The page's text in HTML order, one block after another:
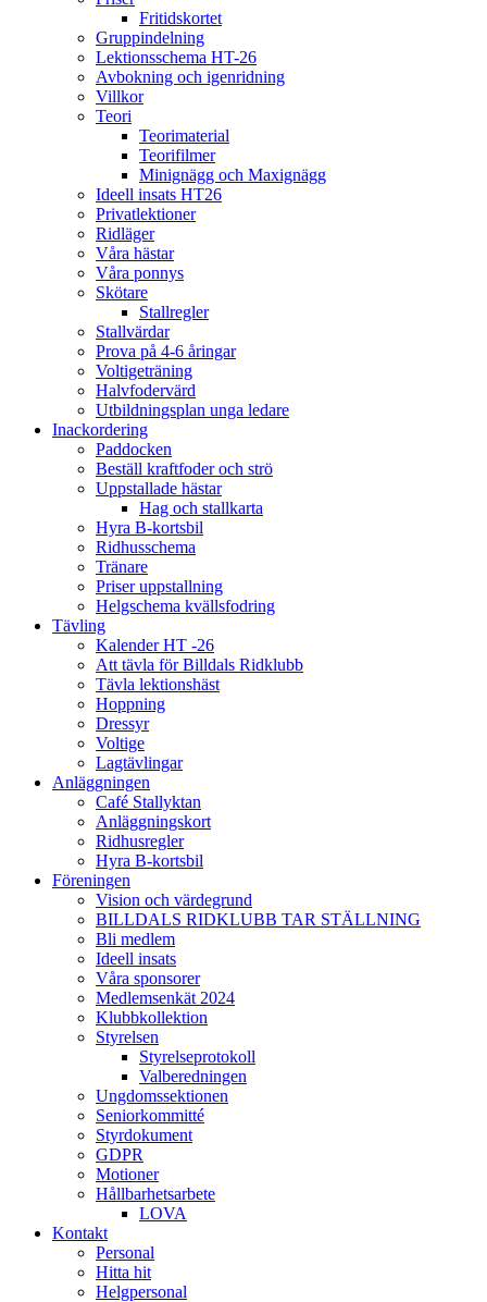
Fritidskortet
Gruppindelning
Lektionsschema HT-26
Avbokning och igenridning
Villkor
Teori
Teorimaterial
Teorifilmer
Minignägg och Maxignägg
Ideell insats HT26
Privatlektioner
Ridläger
Våra hästar
Våra ponnys
Skötare
Stallregler
Stallvärdar
Prova på 4-6 åringar
Voltigeträning
Halvfodervärd
Utbildningsplan unga ledare
Inackordering
Paddocken
Beställ kraftfoder och strö
Uppstallade hästar
Hag och stallkarta
Hyra B-kortsbil
Ridhusschema
Tränare
Priser uppstallning
Helgschema kvällsfodring
Tävling
Kalender HT -26
Att tävla för Billdals Ridklubb
Tävla lektionshäst
Hoppning
Dressyr
Voltige
Lagtävlingar
Anläggningen
Café Stallyktan
Anläggningskort
Ridhusregler
Hyra B-kortsbil
Föreningen
Vision och värdegrund
BILLDALS RIDKLUBB TAR STÄLLNING
Bli medlem
Ideell insats
Våra sponsorer
Medlemsenkät 2024
Klubbkollektion
Styrelsen
Styrelseprotokoll
Valberedningen
Ungdomssektionen
Seniorkommitté
Styrdokument
GDPR
Motioner
Hållbarhetsarbete
LOVA
Kontakt
Personal
Hitta hit
Helgpersonal